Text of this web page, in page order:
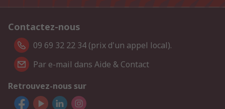
Contactez-nous
09 69 32 22 34 (prix d'un appel local).
Par e-mail dans Aide & Contact
Retrouvez-nous sur